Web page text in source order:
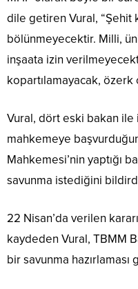
dile getiren Vural, “Şehit
bölünmeyecektir. Milli,
inşaata izin
kopartılamayacak, özerk
Vural, dört eski bakan
mahkemeye
Mahkemesi’nin yaptığı
savunma istediğini
22 Nisan’da verilen
kaydeden Vural, TBMM
bir savunma